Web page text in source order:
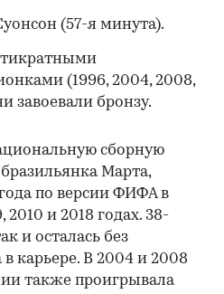
(57-я минута).
(1996, 2004, 2008,
завоевали бронзу.
сборную
Марта,
по версии ФИФА в
2010 и 2018 годах. 38-
и осталась без
карьере. В 2004 и 2008
также проигрывала